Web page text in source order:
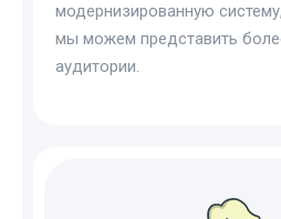
модернизированную
мы можем представить
аудитории.